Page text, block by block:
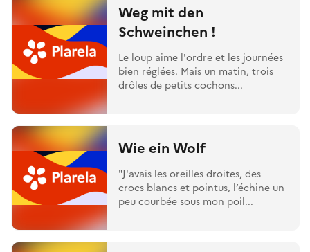
Weg mit den
Schweinchen !
Le loup aime l'ordre et les journées
bien réglées. Mais un matin, trois
drôles de petits cochons...
Wie ein Wolf
"J'avais les oreilles droites, des
crocs blancs et pointus, l’échine un
peu courbée sous mon poil...